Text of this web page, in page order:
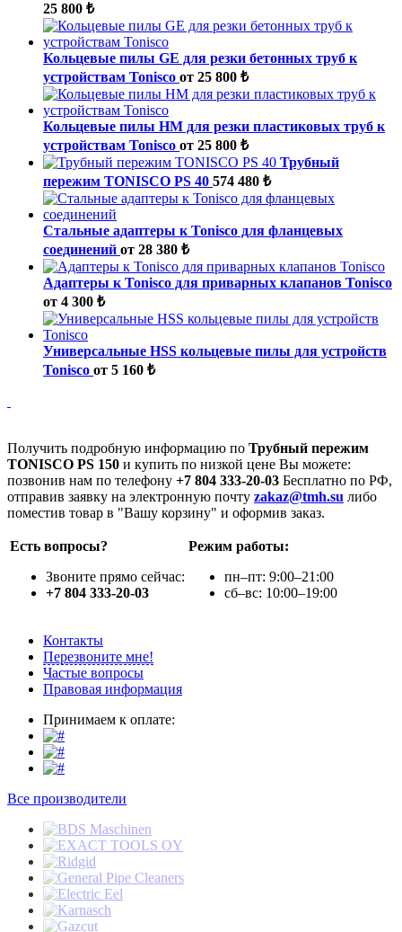
25 800 ₺
Кольцевые пилы GE для резки бетонных труб к
устройствам Tonisco от 25 800 ₺
Кольцевые пилы HM для резки пластиковых труб к
устройствам Tonisco от 25 800 ₺
Трубный
пережим TONISCO PS 40 574 480 ₺
Стальные адаптеры к Tonisco для фланцевых
соединений от 28 380 ₺
Адаптеры к Tonisco для приварных клапанов Tonisco
от 4 300 ₺
Универсальные HSS кольцевые пилы для устройств
Tonisco от 5 160 ₺
Получить подробную информацию по Трубный пережим
TONISCO PS 150 и купить по низкой цене Вы можете:
позвонив нам по телефону +7 804 333-20-03 Бесплатно по РФ,
отправив заявку на электронную почту zakaz@tmh.su либо
поместив товар в "Вашу корзину" и оформив заказ.
Есть вопросы?
Звоните прямо сейчас:
+7 804 333-20-03
Режим работы:
пн–пт: 9:00–21:00
сб–вс: 10:00–19:00
Контакты
Перезвоните мне!
Частые вопросы
Правовая информация
Принимаем к оплате:
Все производители